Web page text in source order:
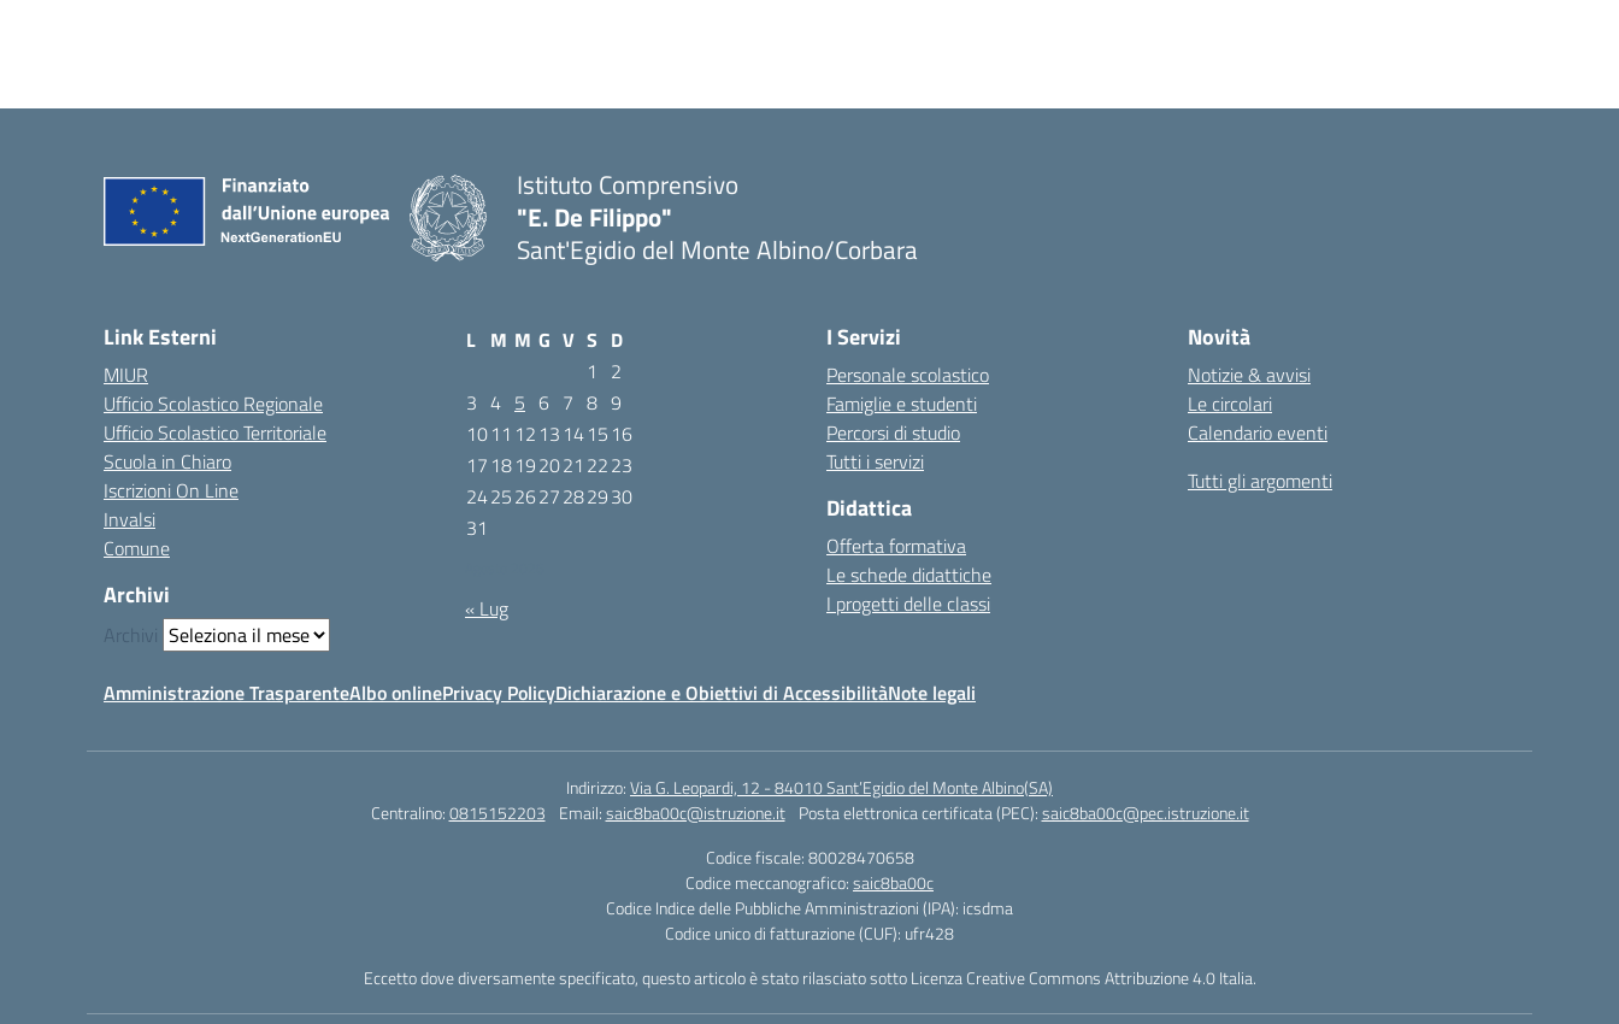
Istituto Comprensivo
"E. De Filippo"
Sant'Egidio del Monte Albino/Corbara
Link Esterni
MIUR
Ufficio Scolastico Regionale
Ufficio Scolastico Territoriale
Scuola in Chiaro
Iscrizioni On Line
Invalsi
Comune
Archivi
Archivi
L M M G V S D
1
2
3 4 5 6 7 8 9
1011 12 13 1415 16
17 18192021 2223
24252627282930
31
« Lug
I Servizi
Personale scolastico
Famiglie e studenti
Percorsi di studio
Tutti i servizi
Didattica
Offerta formativa
Le schede didattiche
I progetti delle classi
Novità
Notizie & avvisi
Le circolari
Calendario eventi
Tutti gli argomenti
Amministrazione TrasparenteAlbo onlinePrivacy PolicyDichiarazione e Obiettivi di AccessibilitàNote legali
Indirizzo:Via G. Leopardi, 12 - 84010 Sant’Egidio del Monte Albino(SA)
Centralino:0815152203 Email:saic8ba00c@istruzione.it Posta elettronica certificata (PEC):saic8ba00c@pec.istruzione.it
Codice fiscale: 80028470658
Codice meccanografico:saic8ba00c
Codice Indice delle Pubbliche Amministrazioni (IPA): icsdma
Codice unico di fatturazione (CUF): ufr428
Eccetto dove diversamente specificato, questo articolo è stato rilasciato sotto Licenza Creative Commons Attribuzione 4.0 Italia.